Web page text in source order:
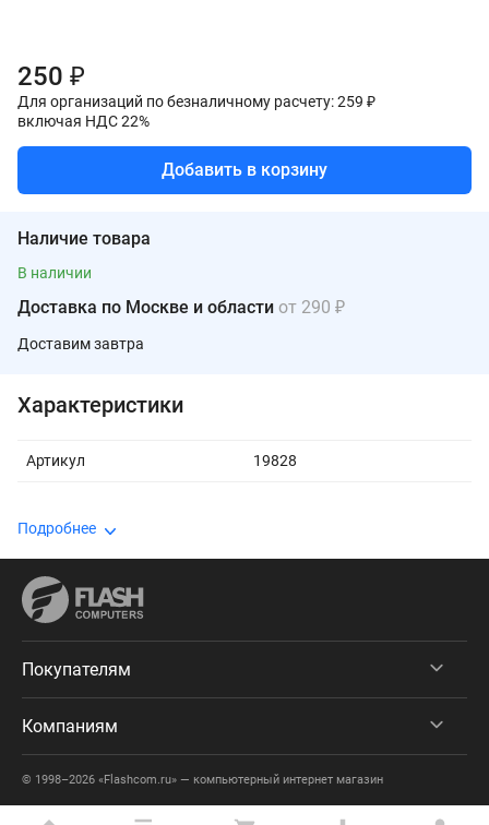
250 ₽
Для организаций по безналичному расчету: 259 ₽
включая НДС 22%
Добавить в корзину
Наличие товара
В наличии
Доставка по Москве и области от 290 ₽
Доставим завтра
Характеристики
Артикул 19828
Подробнее
Покупателям
Компаниям
© 1998–2026 «Flashcom.ru» — компьютерный интернет магазин